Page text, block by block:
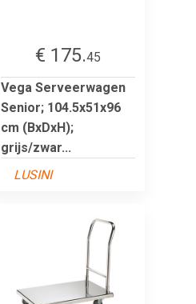
€ 175.45
Vega Serveerwagen
Senior; 104.5x51x96
cm (BxDxH);
grijs/zwar...
LUSINI